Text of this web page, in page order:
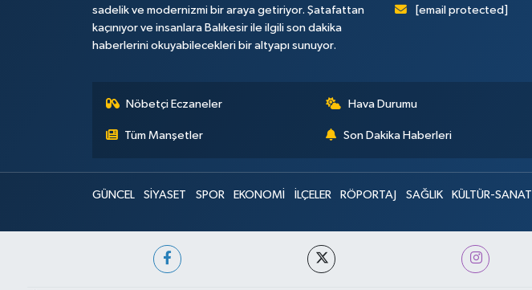
sadelik ve modernizmi bir araya getiriyor. Şatafattan
kaçınıyor ve insanlara Balıkesir ile ilgili son dakika
haberlerini okuyabilecekleri bir altyapı sunuyor.
[email protected]
Nöbetçi Eczaneler Hava Durumu
Tüm Manşetler Son Dakika Haberleri
GÜNCEL SİYASET SPOR EKONOMİ İLÇELER RÖPORTAJ SAĞLIK KÜLTÜR-SANAT